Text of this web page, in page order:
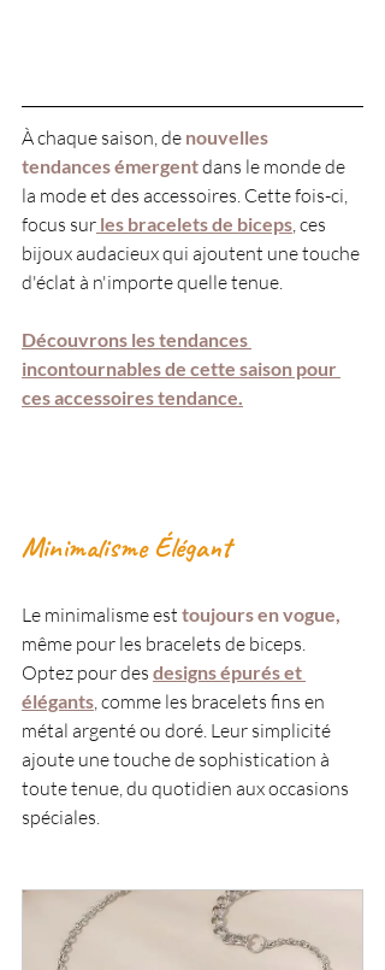
À chaque saison, de nouvelles
tendances émergent dans le monde de
la mode et des accessoires. Cette fois-ci,
focus sur les bracelets de biceps, ces
bijoux audacieux qui ajoutent une touche
d'éclat à n'importe quelle tenue.
Découvrons les tendances
incontournables de cette saison pour
ces accessoires tendance.
Minimalisme Élégant
Le minimalisme est toujours en vogue,
même pour les bracelets de biceps.
Optez pour des designs épurés et
élégants, comme les bracelets fins en
métal argenté ou doré. Leur simplicité
ajoute une touche de sophistication à
toute tenue, du quotidien aux occasions
spéciales.